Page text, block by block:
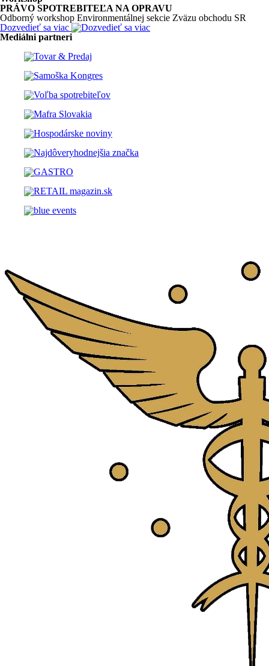
PRÁVO SPOTREBITEĽA NA OPRAVU
Odborný workshop Environmentálnej sekcie Zväzu obchodu SR
Dozvedieť sa viac
Mediálni partneri